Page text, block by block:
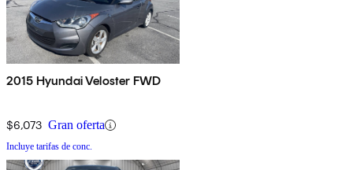
2015 Hyundai Veloster FWD
$6,073 Gran oferta
Incluye tarifas de conc.